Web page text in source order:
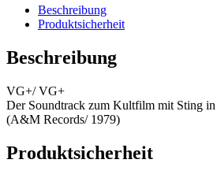
Beschreibung
Produktsicherheit
Beschreibung
VG+/ VG+
Der Soundtrack zum Kultfilm mit Sting
(A&M Records/ 1979)
Produktsicherheit